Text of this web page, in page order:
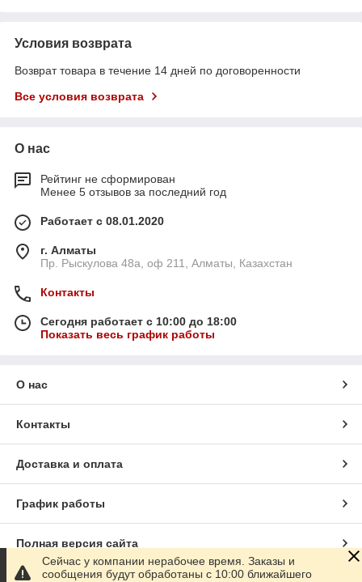
Условия возврата
Возврат товара в течение 14 дней по договоренности
Все условия возврата
О нас
Рейтинг не сформирован
Менее 5 отзывов за последний год
Работает с 08.01.2020
г. Алматы
Пр. Рыскулова 48а, оф 211, Алматы, Казахстан
Контакты
Сегодня работает с 10:00 до 18:00
Показать весь график работы
О нас
Контакты
Доставка и оплата
График работы
Полная версия сайта
Сейчас у компании нерабочее время. Заказы и
сообщения будут обработаны с 10:00 ближайшего